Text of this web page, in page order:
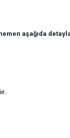
aşağıda